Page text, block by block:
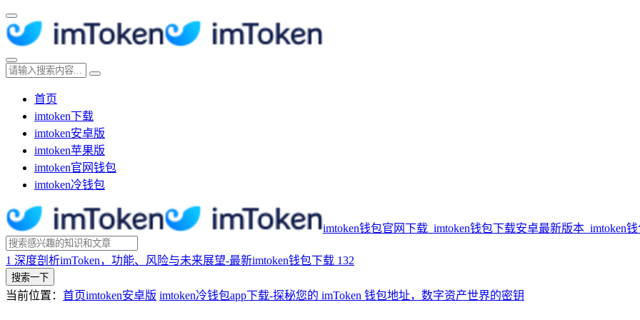
首页
imtoken下载
imtoken安卓版
imtoken苹果版
imtoken官网钱包
imtoken冷钱包
imtoken钱包官网下载_imtoken钱包下载安卓最新版本_imtoken
1 深度剖析imToken，功能、风险与未来展望-最新imtoken钱包下载 132
搜索一下
当前位置： 首页imtoken安卓版 imtoken冷钱包app下载-探秘您的 imToken 钱包地址，数字资产世界的密钥